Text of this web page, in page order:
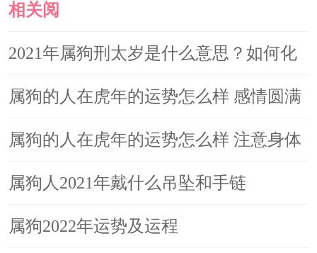
财运顺遂。
佩戴翡翠
的，在翡翠的作用之下，人的气质会有
很大的提升。对于属狗人来说，在2021
升，同时也很会吸引到异性的关注，对
相关阅
读
2021年属狗刑太岁是什么意思？如何化
解
属狗的人在虎年的运势怎么样 感情圆满
工作上困难多
属狗的人在虎年的运势怎么样 注意身体
健康
属狗人2021年戴什么吊坠和手链
属狗2022年运势及运程